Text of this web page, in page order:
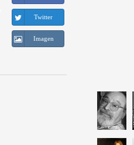
Twitter
Imagen